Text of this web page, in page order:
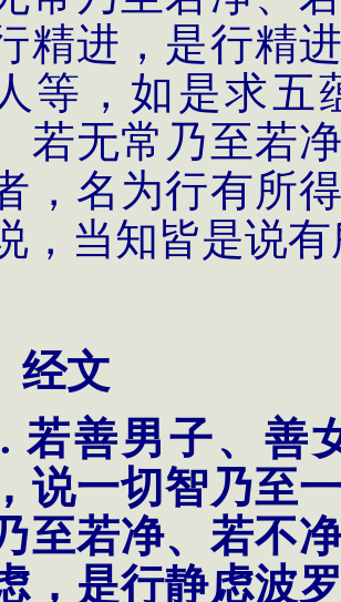
精进，是行精
等，如是求五
若无常乃至若
，名为行有所
，当知皆是说
经文
若善男子、善
说一切智乃至
至若净、若不
，是行静虑波